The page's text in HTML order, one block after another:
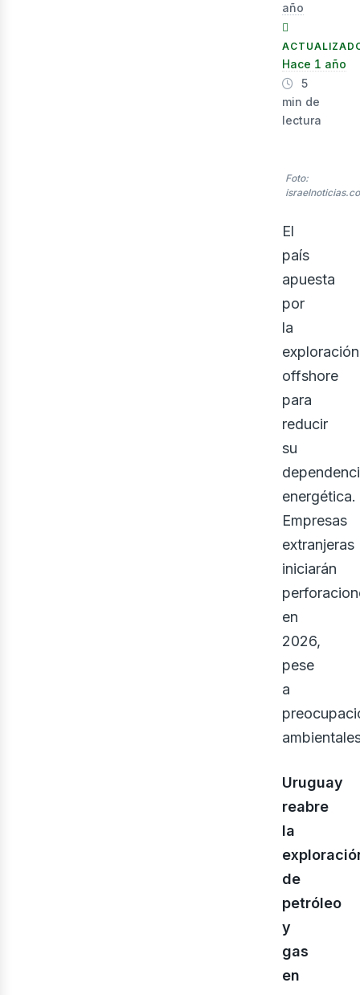
año
Hace 1 año
5
min de
lectura
Foto:
El
país
apuesta
por
la
exploración
offshore
para
reducir
su
energética.
Empresas
extranjeras
iniciarán
en
2026,
pese
a
Uruguay
reabre
la
de
petróleo
y
gas
en